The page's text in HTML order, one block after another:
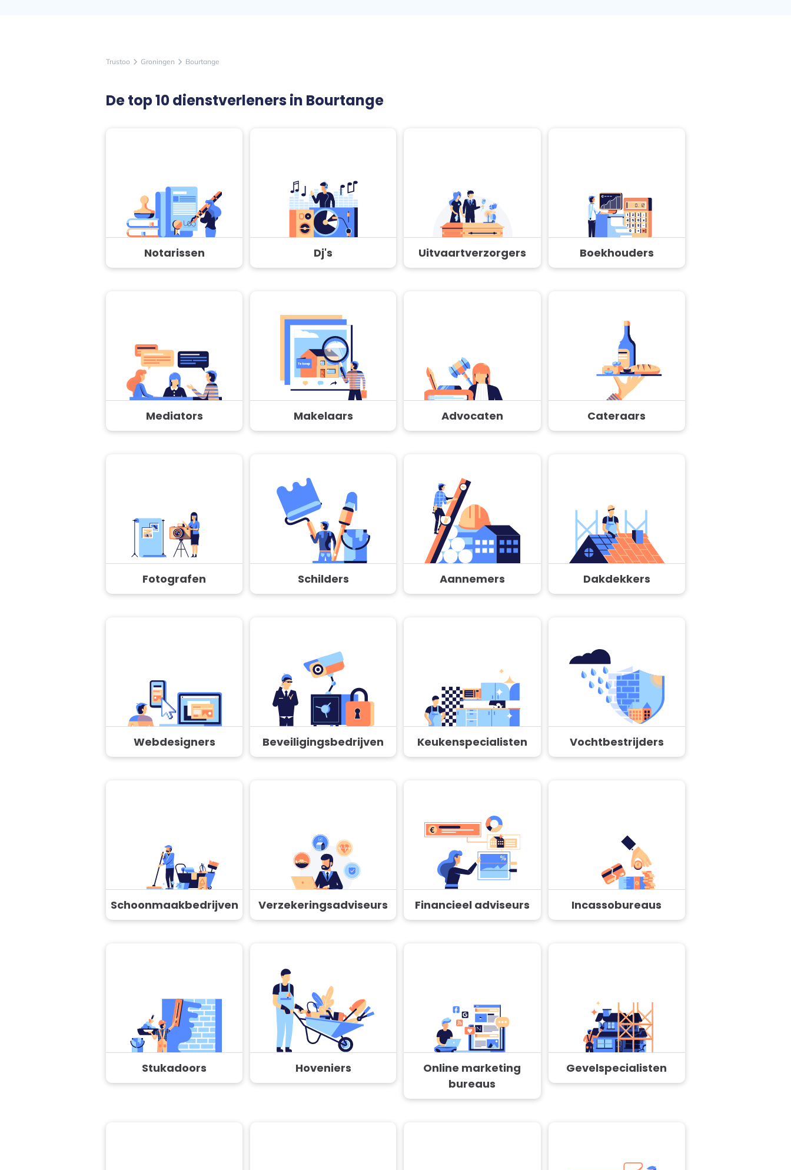
Trustoo arrow_forward_ios Groningen arrow_forward_ios Bourtange
De top 10 dienstverleners in Bourtange
Notarissen Dj's Uitvaartverzorgers Boekhouders
Mediators Makelaars Advocaten Cateraars
Fotografen Schilders Aannemers Dakdekkers
Webdesigners Beveiligingsbedrijven Keukenspecialisten Vochtbestrijders
Schoonmaakbedrijven Verzekeringsadviseurs Financieel adviseurs Incassobureaus
Stukadoors Hoveniers
Online marketing
bureaus
Gevelspecialisten